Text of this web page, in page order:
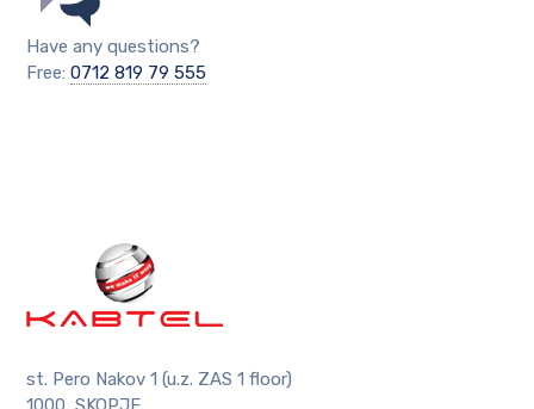
Have any questions?
Free:0712 819 79 555
st. Pero Nakov 1 (u.z. ZAS 1 floor)